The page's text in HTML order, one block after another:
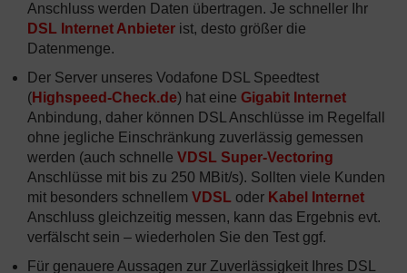
Anschluss werden Daten übertragen. Je schneller Ihr
DSL Internet Anbieter ist, desto größer die
Datenmenge.
Der Server unseres Vodafone DSL Speedtest
(Highspeed-Check.de) hat eine Gigabit Internet
Anbindung, daher können DSL Anschlüsse im Regelfall
ohne jegliche Einschränkung zuverlässig gemessen
werden (auch schnelle VDSL Super-Vectoring
Anschlüsse mit bis zu 250 MBit/s). Sollten viele Kunden
mit besonders schnellem VDSL oder Kabel Internet
Anschluss gleichzeitig messen, kann das Ergebnis evt.
verfälscht sein – wiederholen Sie den Test ggf.
Für genauere Aussagen zur Zuverlässigkeit Ihres DSL